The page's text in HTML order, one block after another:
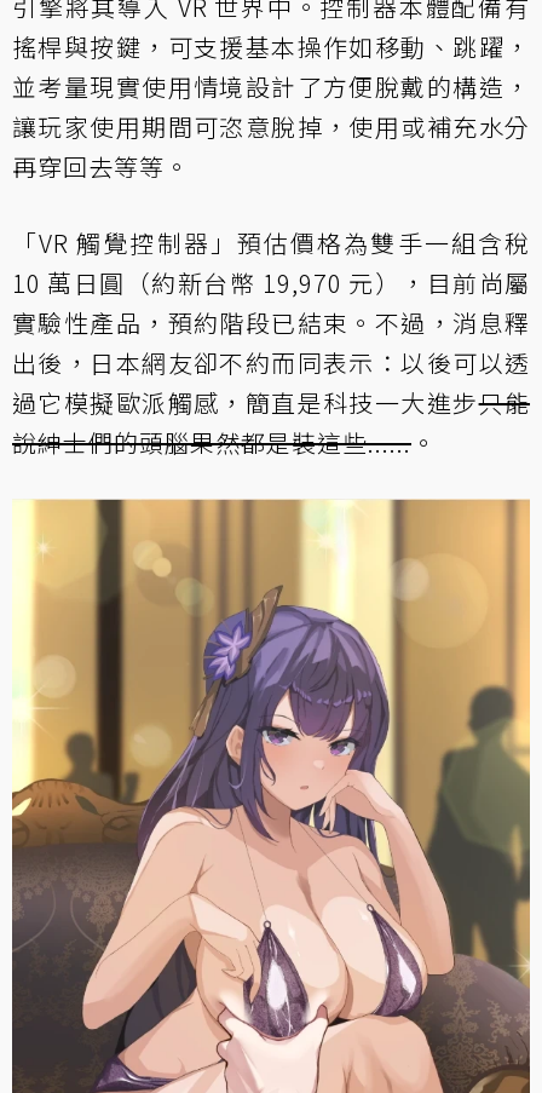
搖桿與按鍵，可支援基本操作如移動、跳躍，
並考量現實使用情境設計了方便脫戴的構造，
讓玩家使用期間可恣意脫掉，使用或補充水分
再穿回去等等。
「VR 觸覺控制器」預估價格為雙手一組含稅
10 萬日圓（約新台幣 19,970 元），目前尚屬
實驗性產品，預約階段已結束。不過，消息釋
出後，日本網友卻不約而同表示：以後可以透
過它模擬歐派觸感，簡直是科技一大進步只能
說紳士們的頭腦果然都是裝這些...... 。